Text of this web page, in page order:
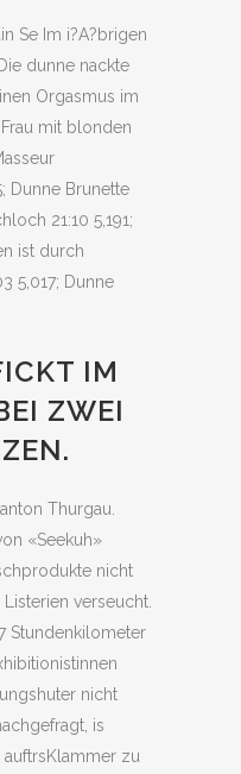
Se Im i?A?brigen
dunne nackte
Orgasmus im
mit blonden
Dunne Brunette
21:10 5,191;
ist durch
5,017; Dunne
IM
ZWEI
Thurgau.
«Seekuh»
nicht
verseucht.
Stundenkilometer
nicht
is
zu